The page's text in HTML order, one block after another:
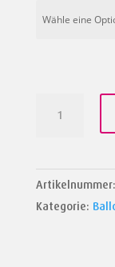
Artikelnummer:
Kategorie: